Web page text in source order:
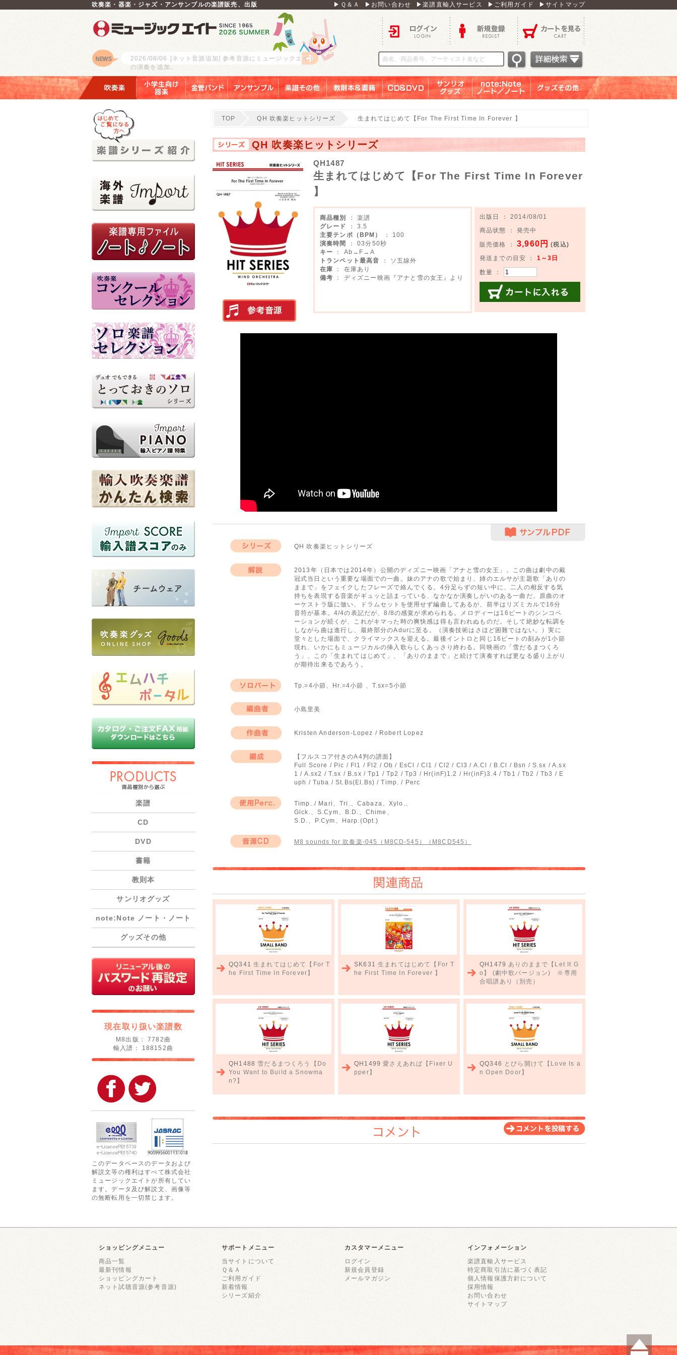
吹奏楽・器楽・ジャズ・アンサンブルの楽譜販売、出版 ▶Ｑ＆Ａ ▶お問い合わせ ▶楽譜直輸入サービス ▶ご利用ガイド ▶サイトマップ
ロゴ
2026/08/06
[ネット音源追加] 参考音源にミュージックエイト
の演奏を追加。
楽譜
CD
DVD
書籍
教則本
サンリオグッズ
note:Note ノート・ノート
グッズその他
現在取り扱い楽譜数
M8出版： 7782曲
輸入譜： 188152曲
このデータベースのデータおよび
解説文等の権利はすべて株式会社
ミュージックエイトが所有してい
ます。データ及び解説文、画像等
の無断転用を一切禁じます。
TOP QH 吹奏楽ヒットシリーズ 生まれてはじめて【For The First Time In Forever 】
QH 吹奏楽ヒットシリーズ
大津シンフォニックバンド／
QH1487
生まれてはじめて【For The First Time In Forever
】
商品種別
： 楽譜
グレード
： 3.5
主要テンポ（BPM）
： 100
演奏時間
： 03分50秒
キー
： Ab→F→A
トランペット最高音
： ソ五線外
在庫
： 在庫あり
備考
： ディズニー映画『アナと雪の女王』より
出版日 ： 2014/08/01
商品状態 ： 発売中
販売価格 ：3,960円 (税込)
発送までの目安 ： 1～3日
数量 ：
QH 吹奏楽ヒットシリーズ
2013年（日本では2014年）公開のディズニー映画「アナと雪の女王」。この曲は劇中の戴
冠式当日という重要な場面での一曲。妹のアナの歌で始まり、姉のエルサが主題歌「ありの
ままで」をフェイクしたフレーズで絡んでくる。4分足らずの短い中に、二人の相反する気
持ちを表現する音楽がギュッと詰まっている、なかなか演奏しがいのある一曲だ。原曲のオ
ーケストラ版に倣い、ドラムセットを使用せず編曲してあるが、前半はリズミカルで16分
音符が基本。4/4の表記だが、8/8の感覚が求められる。メロディーは16ビートのシンコペ
ーションが続くが、これがキマった時の爽快感は得も言われぬものだ。そして絶妙な転調を
しながら曲は進行し、最終部分のAdurに至る。（演奏技術はさほど困難ではない。）実に
堂々とした場面で、クライマックスを迎える。最後イントロと同じ16ビートの刻みが1小節
現れ、いかにもミュージカルの挿入歌らしくあっさり終わる。同映画の「雪だるまつくろ
う」、この「生まれてはじめて」、「ありのままで」と続けて演奏すれば更なる盛り上がり
が期待出来るであろう。
Tp.=4小節、Hr.=4小節 、T.sx=5小節
小島里美
Kristen Anderson-Lopez / Robert Lopez
【フルスコア付きのA4判の譜面】
Full Score / Pic / Fl1 / Fl2 / Ob / EsCl / Cl1 / Cl2 / Cl3 / A.Cl / B.Cl / Bsn / S.sx / A.sx
1 / A.sx2 / T.sx / B.sx / Tp1 / Tp2 / Tp3 / Hr(inF)1.2 / Hr(inF)3.4 / Tb1 / Tb2 / Tb3 / E
uph / Tuba / St.Bs(El.Bs) / Timp. / Perc
Timp. / Mari、Tri.、Cabaza、Xylo.、
Glck.、S.Cym、B.D.、Chime、
S.D.、P.Cym、Harp.(Opt.)
M8 sounds for 吹奏楽-045（M8CD-545）（M8CD545）
関連商品
QQ341生まれてはじめて【For T
he First Time In Forever】
SK631生まれてはじめて【For T
he First Time In Forever 】
QH1479 ありのままで【Let It G
o】 (劇中歌バージョン) ※専用
合唱譜あり（別売）
QH1488 雪だるまつくろう【Do
You Want to Build a Snowma
n?】
QH1499愛さえあれば【Fixer U
pper】
QQ346
とびら開けて【Love Is a
n Open Door】
コメント
ショッピングメニュー
商品一覧
最新刊情報
ショッピングカート
ネット試聴音源(参考音源)
サポートメニュー
当サイトについて
Ｑ＆Ａ
ご利用ガイド
新着情報
シリーズ紹介
カスタマーメニュー
ログイン
新規会員登録
メールマガジン
インフォメーション
楽譜直輸入サービス
特定商取引法に基づく表記
個人情報保護方針について
採用情報
お問い合わせ
サイトマップ